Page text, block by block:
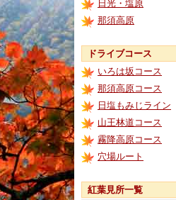
日光・塩原
那須高原
ドライブコース
いろは坂コース
那須高原コース
日塩もみじライン
山王林道コース
霧降高原コース
穴場ルート
紅葉見所一覧